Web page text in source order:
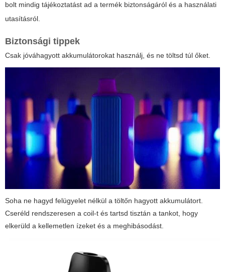
bolt mindig tájékoztatást ad a termék biztonságáról és a használati
utasításról.
Biztonsági tippek
Csak jóváhagyott akkumulátorokat használj, és ne töltsd túl őket.
Soha ne hagyd felügyelet nélkül a töltőn hagyott akkumulátort.
Cseréld rendszeresen a coil-t és tartsd tisztán a tankot, hogy
elkerüld a kellemetlen ízeket és a meghibásodást.